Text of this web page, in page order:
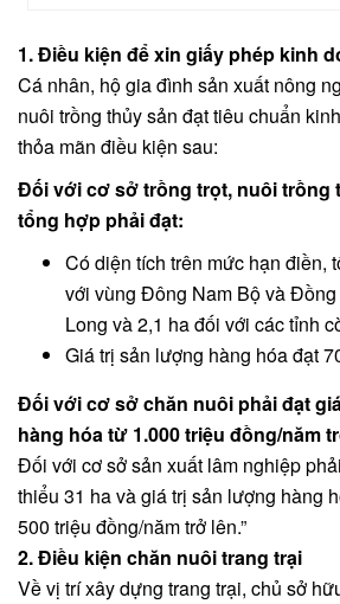
1. Điều kiện để xin giấy phép kinh
Cá nhân, hộ gia đình sản xuất nông
nuôi trồng thủy sản đạt tiêu chuẩn
thỏa mãn điều kiện sau:
Đối với cơ sở trồng trọt, nuôi trồng
tổng hợp phải đạt:
Có diện tích trên mức hạn điền,
với vùng Đông Nam Bộ và
Long và 2,1 ha đối với các tỉnh
Giá trị sản lượng hàng hóa đạt
Đối với cơ sở chăn nuôi phải đạt
hàng hóa từ 1.000 triệu đồng/năm
Đối với cơ sở sản xuất lâm nghiệp
thiểu 31 ha và giá trị sản lượng hàng
500 triệu đồng/năm trở lên.”
2. Điều kiện chăn nuôi trang trại
Về vị trí xây dựng trang trại, chủ sở